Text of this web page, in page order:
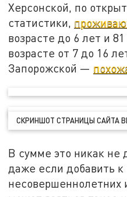
Херсонской, по
статистики,
возрасте до 6 лет и
возрасте от 7 до 16
Запорожской —
СКРИНШОТ СТРАНИЦЫ САЙТА
В сумме это никак не
даже если добавить к